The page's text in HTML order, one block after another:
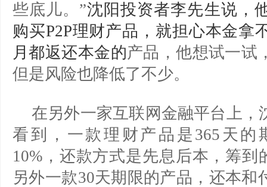
些底儿。”沈阳投资者李先生说，
购买P2P理财产品，就担心本金拿
月都返还本金的产品，他想试一试
但是风险也降低了不少。
在另外一家互联网金融平台上，
看到，一款理财产品是365天的
10%，还款方式是先息后本，筹到
另外一款30天期限的产品，还本和